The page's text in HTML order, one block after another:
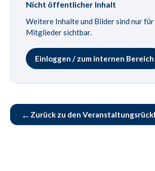
Nicht öffentlicher Inhalt
Weitere Inhalte und Bilder sind nur
Mitglieder sichtbar.
Einloggen / zum internen Bereich
← Zurück zu den